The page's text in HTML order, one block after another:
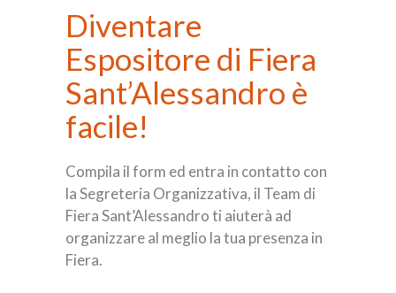
Diventare
Espositore di Fiera
Sant’Alessandro è
facile!
Compila il form ed entra in contatto con
la Segreteria Organizzativa, il Team di
Fiera Sant’Alessandro ti aiuterà ad
organizzare al meglio la tua presenza in
Fiera.